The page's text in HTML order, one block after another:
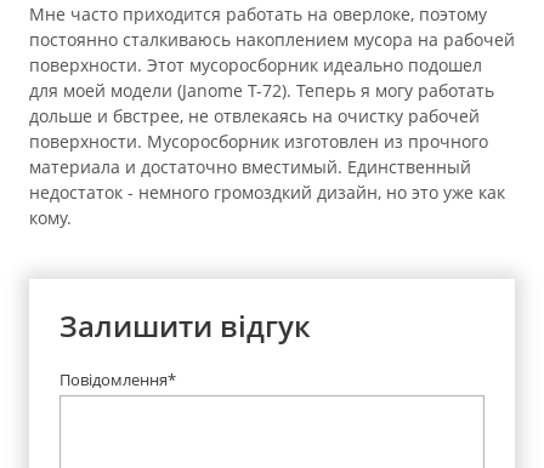
Мне часто приходится работать на оверлоке, поэтому
постоянно сталкиваюсь накоплением мусора на рабочей
поверхности. Этот мусоросборник идеально подошел
для моей модели (Janome T-72). Теперь я могу работать
дольше и бвстрее, не отвлекаясь на очистку рабочей
поверхности. Мусоросборник изготовлен из прочного
материала и достаточно вместимый. Единственный
недостаток - немного громоздкий дизайн, но это уже как
кому.
Залишити відгук
Повідомлення*